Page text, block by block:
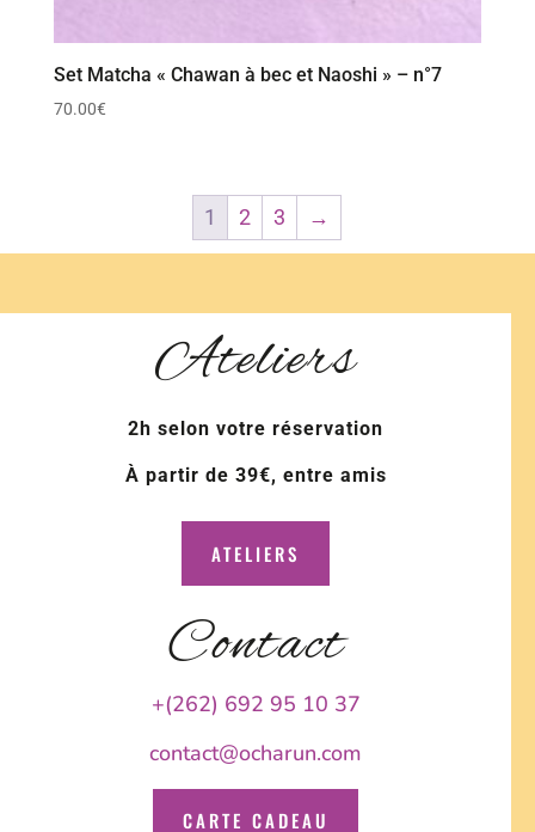
Set Matcha « Chawan à bec et Naoshi » – n°7
70.00€
1 2 3 →
Ateliers
2h selon votre réservation
À partir de 39€, entre amis
ATELIERS
Contact
+(262) 692 95 10 37
contact@ocharun.com
CARTE CADEAU